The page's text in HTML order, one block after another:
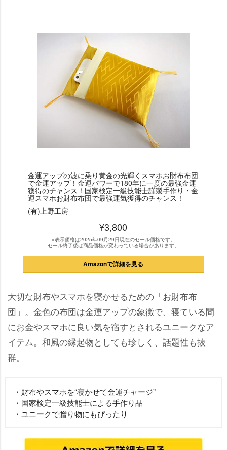
金運アップの波に乗り黄金の光輝くスマホお財布布団
で金運アップ！金運パワーで180年に一度の最強金運
獲得のチャンス！国家検定一級技能士謹製手作り・金
運スマホお財布布団で最強運気獲得のチャンス！
(有)上野工房
¥3,800
※表示価格は2025年09月29日現在のセール価格です。
セール終了後は商品価格が変わっている場合があります。
Amazonで詳細を見る
大切な財布やスマホを寝かせるための「お財布布
団」。金色の布団は金運アップの象徴で、寝ている間
にお金やスマホに良い気を宿すとされるユニークなア
イテム。和風の縁起物としても珍しく、話題性も抜
群。
・財布やスマホを“寝かせて金運チャージ”
・国家検定一級技能士による手作り品
・ユニークで贈り物にもぴったり